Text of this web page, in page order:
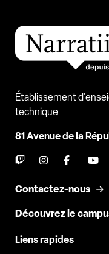
Établissement
technique
81 Avenue de la
Contactez-nous
Découvrez le
Liens rapides